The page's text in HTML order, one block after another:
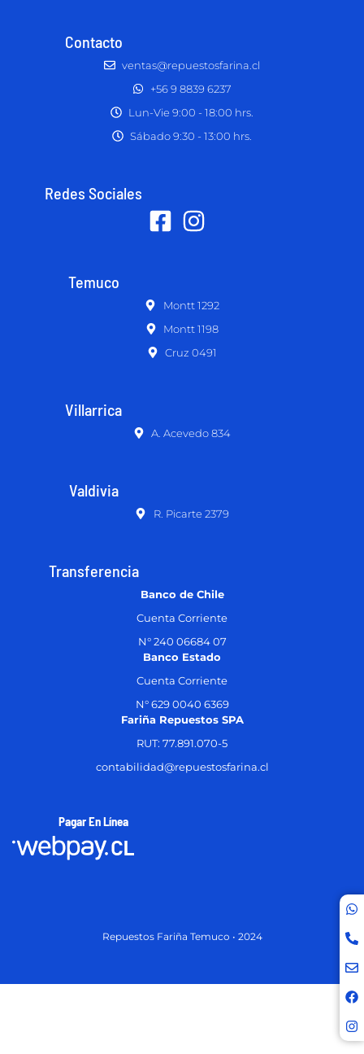
Contacto
ventas@repuestosfarina.cl
+56 9 8839 6237
Lun-Vie 9:00 - 18:00 hrs.
Sábado 9:30 - 13:00 hrs.
Redes Sociales
Temuco
Montt 1292
Montt 1198
Cruz 0491
Villarrica
A. Acevedo 834
Valdivia
R. Picarte 2379
Transferencia
Banco de Chile
Cuenta Corriente
N° 240 06684 07
Banco Estado
Cuenta Corriente
N° 629 0040 6369
Fariña Repuestos SPA
RUT: 77.891.070-5
contabilidad@repuestosfarina.cl
Pagar En Línea
Repuestos Fariña Temuco • 2024